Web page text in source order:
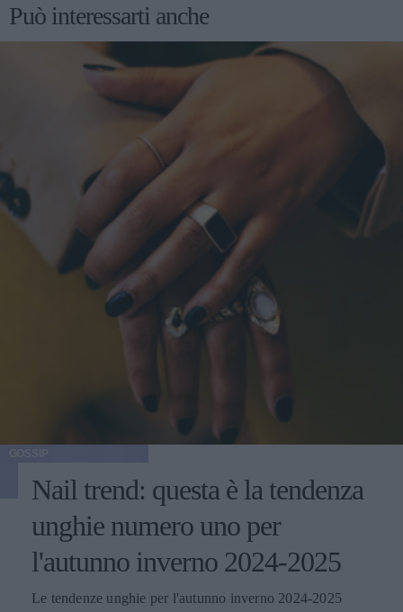
Può interessarti anche
Nail trend: questa è la tendenza
unghie numero uno per
l'autunno inverno 2024-2025
Le tendenze unghie per l'autunno inverno 2024-2025